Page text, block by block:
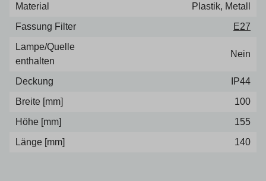
Material
Plastik, Metall
Fassung Filter
E27
Lampe/Quelle
enthalten
Nein
Deckung
IP44
Breite [mm]
100
Höhe [mm]
155
Länge [mm]
140